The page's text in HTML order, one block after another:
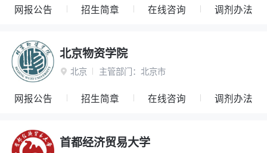
网报公告 招生简章 在线咨询 调剂办法
北京物资学院
 北京 主管部门： 北京市
网报公告 招生简章 在线咨询 调剂办法
首都经济贸易大学